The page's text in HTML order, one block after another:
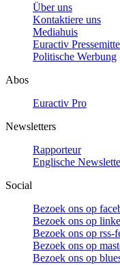
Über uns
Kontaktiere uns
Mediahuis
Euractiv
Politische Werbung
Abos
Euractiv Pro
Newsletters
Rapporteur
Englische
Social
Bezoek ons op
Bezoek ons op
Bezoek ons op rss-
Bezoek ons op
Bezoek ons op